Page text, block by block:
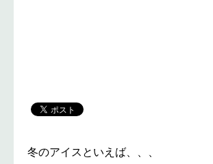
冬のアイスといえば、、、